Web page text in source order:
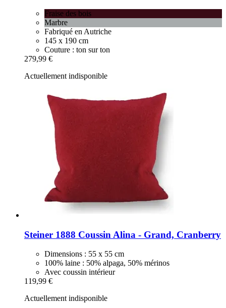
Fraise des bois
Marbre
Fabriqué en Autriche
145 x 190 cm
Couture : ton sur ton
279,99 €
Actuellement indisponible
Steiner 1888 Coussin Alina -​ Grand, Cranberry
Dimensions : 55 x 55 cm
100% laine : 50% alpaga, 50% mérinos
Avec coussin intérieur
119,99 €
Actuellement indisponible